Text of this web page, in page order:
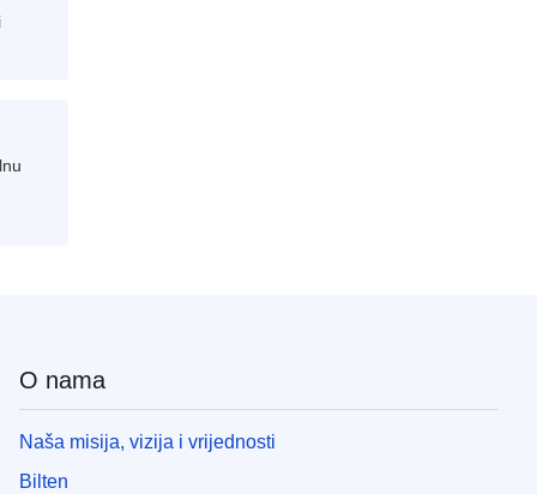
O nama
Naša misija, vizija i vrijednosti
Bilten